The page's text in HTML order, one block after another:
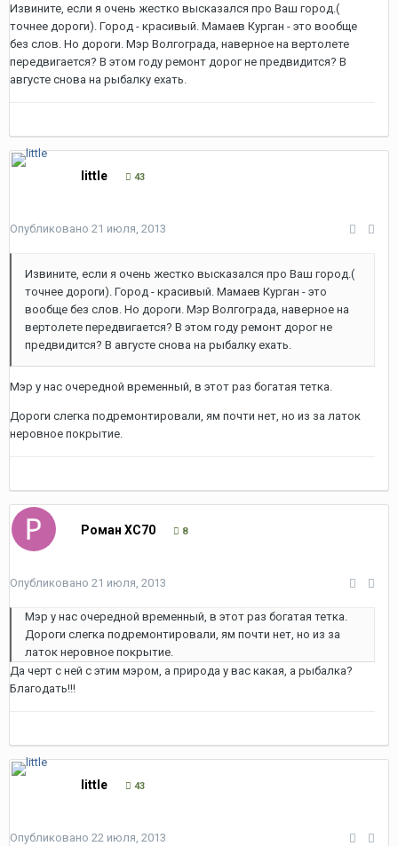
Извините, если я очень жестко высказался про Ваш город.(
точнее дороги). Город - красивый. Мамаев Курган - это вообще
без слов. Но дороги. Мэр Волгограда, наверное на вертолете
передвигается? В этом году ремонт дорог не предвидится? В
августе снова на рыбалку ехать.
little 43
Опубликовано 21 июля, 2013
Извините, если я очень жестко высказался про Ваш город.(
точнее дороги). Город - красивый. Мамаев Курган - это
вообще без слов. Но дороги. Мэр Волгограда, наверное на
вертолете передвигается? В этом году ремонт дорог не
предвидится? В августе снова на рыбалку ехать.
Мэр у нас очередной временный, в этот раз богатая тетка.
Дороги слегка подремонтировали, ям почти нет, но из за латок
неровное покрытие.
Роман XC70 8
Опубликовано 21 июля, 2013
Мэр у нас очередной временный, в этот раз богатая тетка.
Дороги слегка подремонтировали, ям почти нет, но из за
латок неровное покрытие.
Да черт с ней с этим мэром, а природа у вас какая, а рыбалка?
Благодать!!!
little 43
Опубликовано 22 июля, 2013